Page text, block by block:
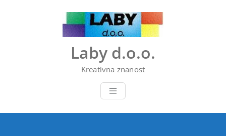
Laby d.o.o.
Kreativna znanost